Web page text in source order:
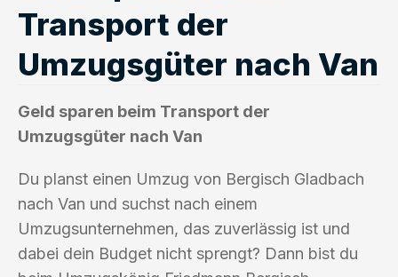
Transport der
Umzugsgüter nach Van
Geld sparen beim Transport der
Umzugsgüter nach Van
Du planst einen Umzug von Bergisch Gladbach
nach Van und suchst nach einem
Umzugsunternehmen, das zuverlässig ist und
dabei dein Budget nicht sprengt? Dann bist du